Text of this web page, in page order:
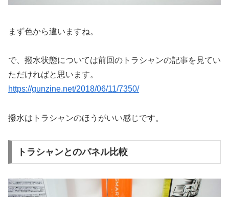
まず色から違いますね。
で、撥水状態については前回のトラシャンの記事を見てい
ただければと思います。
https://gunzine.net/2018/06/11/7350/
撥水はトラシャンのほうがいい感じです。
トラシャンとのパネル比較